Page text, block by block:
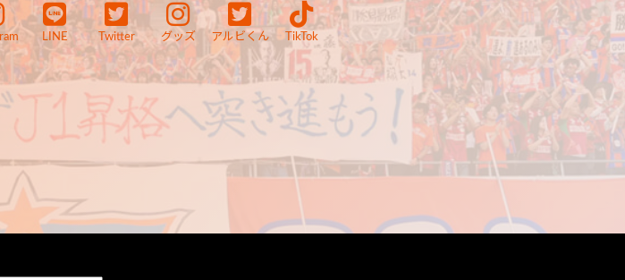
LINE Twitter グッズ アルビくん TikTok